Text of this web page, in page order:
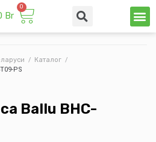
Br
/ Каталог /
PS
Ballu BHC-